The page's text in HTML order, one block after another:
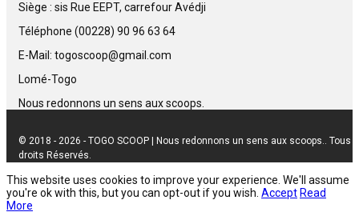
Siège : sis Rue EEPT, carrefour Avédji
Téléphone (00228) 90 96 63 64
E-Mail: togoscoop@gmail.com
Lomé-Togo
Nous redonnons un sens aux scoops.
© 2018 - 2026 - TOGO SCOOP | Nous redonnons un sens aux scoops.. Tous
droits Réservés.
This website uses cookies to improve your experience. We'll assume
you're ok with this, but you can opt-out if you wish. Accept Read
More